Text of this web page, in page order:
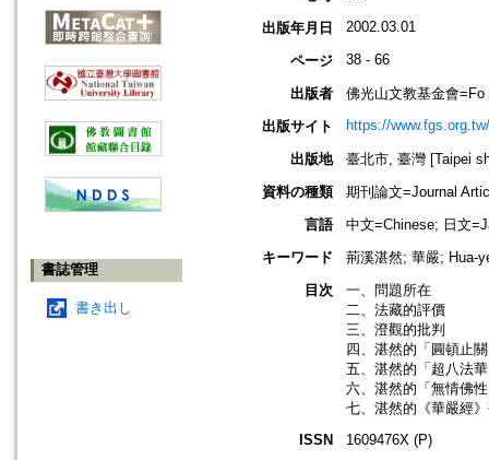
書誌管理
書き出し
出版年月日 2002.03.01
ページ 38 - 66
出版者
佛光山文教基金會
出版サイト
https://www.fgs.org.tw/
出版地
臺北市, 臺灣 [Taipei
資料の種類
期刊論文=Journal
言語
中文=Chinese; 日文
キーワード
荊溪湛然; 華嚴; Hua-
目次
一、問題所在
二、法藏的評價
三、澄觀的批判
四、湛然的「圓頓止
五、湛然的「超八法
六、湛然的「無情佛
七、湛然的《華嚴經
ISSN
1609476X (P)